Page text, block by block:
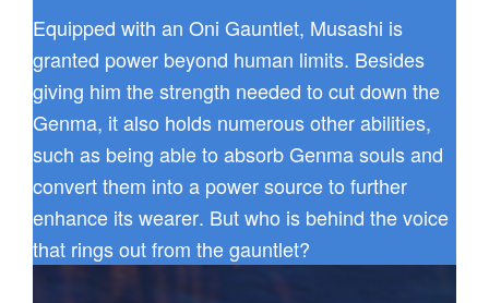
Equipped with an Oni Gauntlet, Musashi is
granted power beyond human limits. Besides
giving him the strength needed to cut down the
Genma, it also holds numerous other abilities,
such as being able to absorb Genma souls and
convert them into a power source to further
enhance its wearer. But who is behind the voice
that rings out from the gauntlet?